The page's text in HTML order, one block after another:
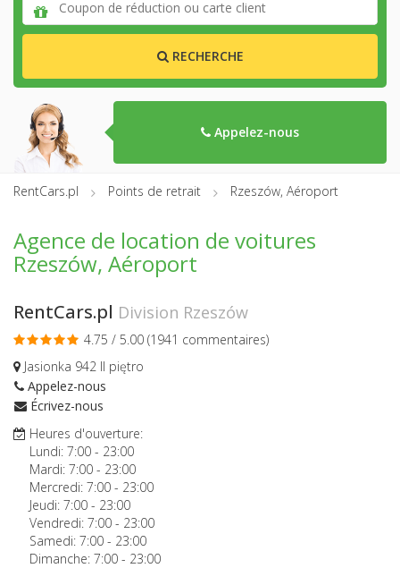
RECHERCHE
Appelez-nous
RentCars.pl Points de retrait Rzeszów, Aéroport
Agence de location de voitures
Rzeszów, Aéroport
RentCars.pl Division Rzeszów
4.75 / 5.00 (1941 commentaires)
Jasionka 942 II piętro
Appelez-nous
Écrivez-nous
Heures d'ouverture:
Lundi: 7:00 - 23:00
Mardi: 7:00 - 23:00
Mercredi: 7:00 - 23:00
Jeudi: 7:00 - 23:00
Vendredi: 7:00 - 23:00
Samedi: 7:00 - 23:00
Dimanche: 7:00 - 23:00